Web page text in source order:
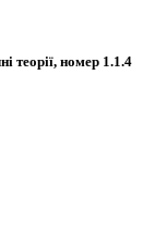
теорії, номер 1.1.4